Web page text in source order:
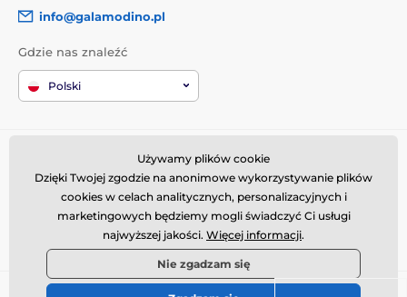
info@galamodino.pl
Gdzie nas znaleźć
Polski
Informacje o zakupach
Regulamin zakupów
Zwroty i reklamacje
Kim jesteśmy
O nas
Dane kontaktowe
Współpraca z Galamodino
Używamy plików cookie
Dzięki Twojej zgodzie na anonimowe wykorzystywanie plików
cookies w celach analitycznych, personalizacyjnych i
marketingowych będziemy mogli świadczyć Ci usługi
najwyższej jakości. Więcej informacji.
Nie zgadzam się